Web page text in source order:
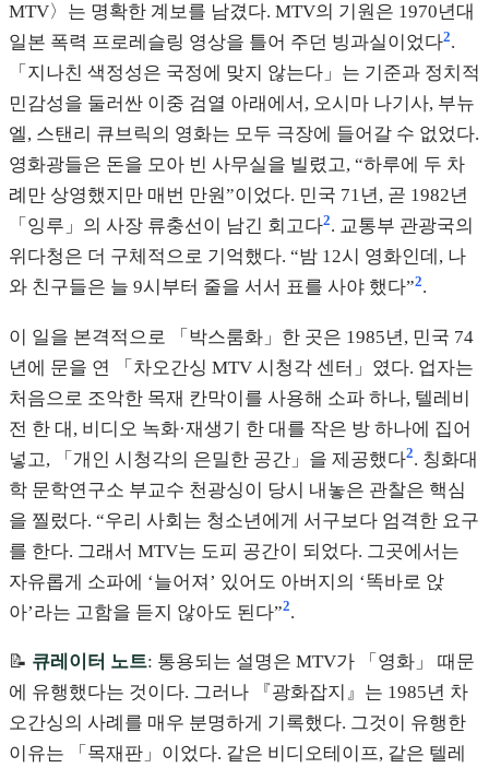
MTV〉는 명확한 계보를 남겼다. MTV의 기원은 1970년대
일본 폭력 프로레슬링 영상을 틀어 주던 빙과실이었다2.
「지나친 색정성은 국정에 맞지 않는다」는 기준과 정치적
민감성을 둘러싼 이중 검열 아래에서, 오시마 나기사, 부뉴
엘, 스탠리 큐브릭의 영화는 모두 극장에 들어갈 수 없었다.
영화광들은 돈을 모아 빈 사무실을 빌렸고, “하루에 두 차
례만 상영했지만 매번 만원”이었다. 민국 71년, 곧 1982년
「잉루」의 사장 류충선이 남긴 회고다2. 교통부 관광국의
위다청은 더 구체적으로 기억했다. “밤 12시 영화인데, 나
와 친구들은 늘 9시부터 줄을 서서 표를 사야 했다”2.
이 일을 본격적으로 「박스룸화」한 곳은 1985년, 민국 74
년에 문을 연 「차오간싱 MTV 시청각 센터」였다. 업자는
처음으로 조악한 목재 칸막이를 사용해 소파 하나, 텔레비
전 한 대, 비디오 녹화·재생기 한 대를 작은 방 하나에 집어
넣고, 「개인 시청각의 은밀한 공간」을 제공했다2. 칭화대
학 문학연구소 부교수 천광싱이 당시 내놓은 관찰은 핵심
을 찔렀다. “우리 사회는 청소년에게 서구보다 엄격한 요구
를 한다. 그래서 MTV는 도피 공간이 되었다. 그곳에서는
자유롭게 소파에 ‘늘어져’ 있어도 아버지의 ‘똑바로 앉
아’라는 고함을 듣지 않아도 된다”2.
📝 큐레이터 노트: 통용되는 설명은 MTV가 「영화」 때문
에 유행했다는 것이다. 그러나 『광화잡지』는 1985년 차
오간싱의 사례를 매우 분명하게 기록했다. 그것이 유행한
이유는 「목재판」이었다. 같은 비디오테이프, 같은 텔레